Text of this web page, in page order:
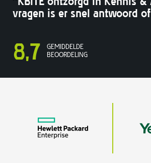
vragen is er snel antwoord
8,7
GEMIDDELDE
BEOORDELING